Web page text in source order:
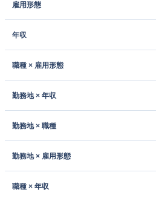
雇用形態
年収
職種 × 雇用形態
勤務地 × 年収
勤務地 × 職種
勤務地 × 雇用形態
職種 × 年収